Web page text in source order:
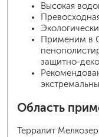
Высокая
Применим в
защитно-
Область
Терралит